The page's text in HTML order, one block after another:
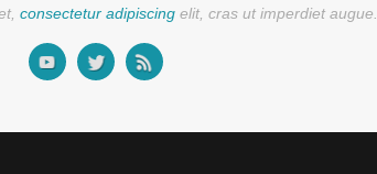
consectetur adipiscing elit, cras ut imperdiet augue.